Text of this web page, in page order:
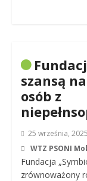
szansą
osób z
25 września, 2025
WTZ PSONI
Fundacja
zrównoważony